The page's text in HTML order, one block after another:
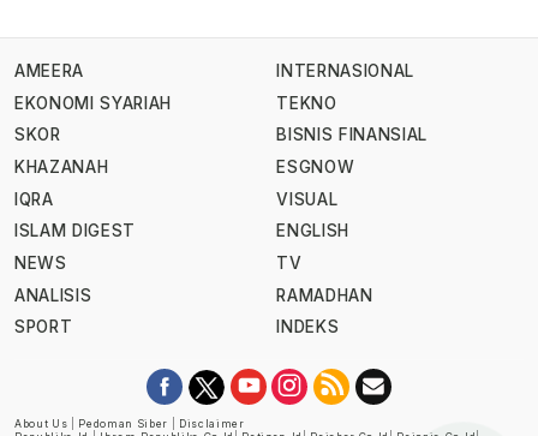
AMEERA
EKONOMI SYARIAH
SKOR
KHAZANAH
IQRA
ISLAM DIGEST
NEWS
ANALISIS
SPORT
INTERNASIONAL
TEKNO
BISNIS FINANSIAL
ESGNOW
VISUAL
ENGLISH
TV
RAMADHAN
INDEKS
About Us Pedoman Siber
Disclaimer